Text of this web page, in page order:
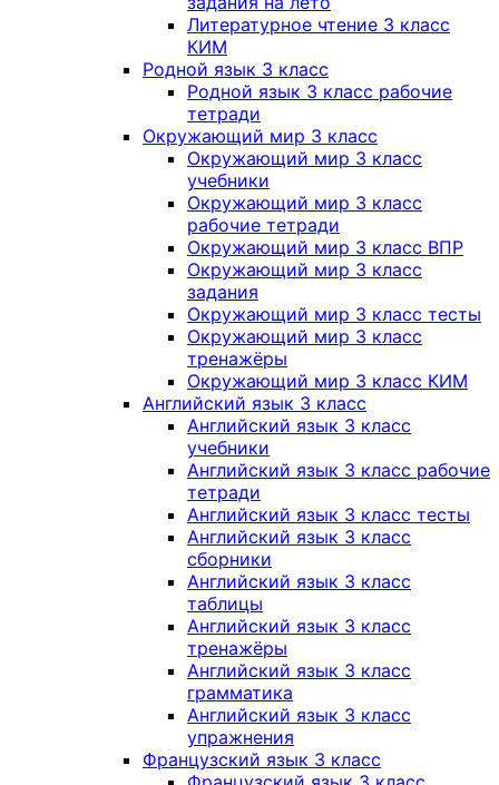
Литературное чтение 3 класс
КИМ
Родной язык 3 класс
Родной язык 3 класс рабочие
тетради
Окружающий мир 3 класс
Окружающий мир 3 класс
учебники
Окружающий мир 3 класс
рабочие тетради
Окружающий мир 3 класс ВПР
Окружающий мир 3 класс
задания
Окружающий мир 3 класс тесты
Окружающий мир 3 класс
тренажёры
Окружающий мир 3 класс КИМ
Английский язык 3 класс
Английский язык 3 класс
учебники
Английский язык 3 класс рабочие
тетради
Английский язык 3 класс тесты
Английский язык 3 класс
сборники
Английский язык 3 класс
таблицы
Английский язык 3 класс
тренажёры
Английский язык 3 класс
грамматика
Английский язык 3 класс
упражнения
Французский язык 3 класс